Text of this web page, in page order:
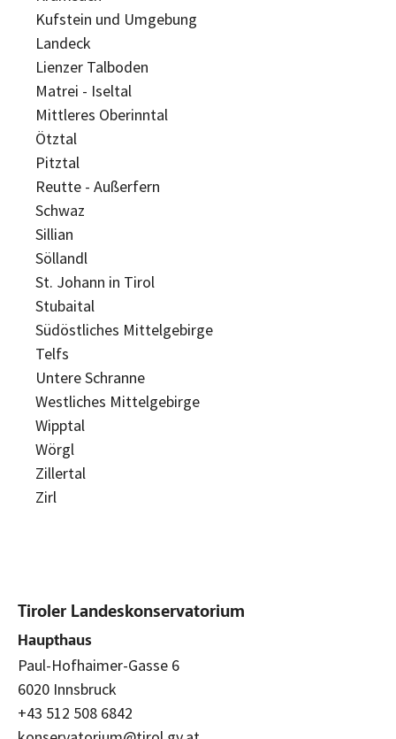
Kufstein und Umgebung
Landeck
Lienzer Talboden
Matrei - Iseltal
Mittleres Oberinntal
Ötztal
Pitztal
Reutte - Außerfern
Schwaz
Sillian
Söllandl
St. Johann in Tirol
Stubaital
Südöstliches Mittelgebirge
Telfs
Untere Schranne
Westliches Mittelgebirge
Wipptal
Wörgl
Zillertal
Zirl
Tiroler Landeskonservatorium
Haupthaus
Paul-Hofhaimer-Gasse 6
6020 Innsbruck
+43 512 508 6842